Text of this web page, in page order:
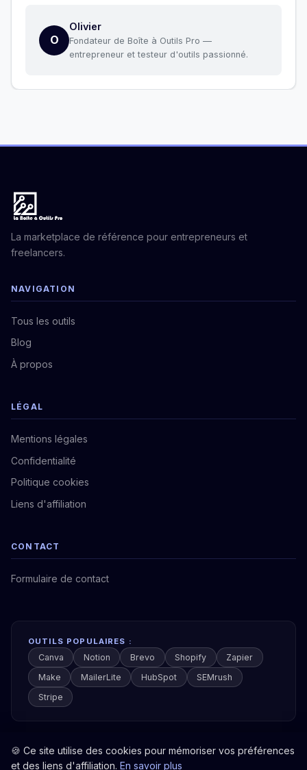
O
Olivier
Fondateur de Boîte à Outils Pro —
entrepreneur et testeur d'outils passionné.
La marketplace de référence pour entrepreneurs et
freelancers.
NAVIGATION
Tous les outils
Blog
À propos
LÉGAL
Mentions légales
Confidentialité
Politique cookies
Liens d'affiliation
CONTACT
Formulaire de contact
OUTILS POPULAIRES :
Canva Notion Brevo Shopify
Zapier
Make
MailerLite HubSpot
SEMrush
Stripe
© 2026 Boîte à Outils Pro. Tous droits réservés.
🍪 Ce site utilise des cookies pour mémoriser vos préférences
et des liens d'affiliation. En savoir plus